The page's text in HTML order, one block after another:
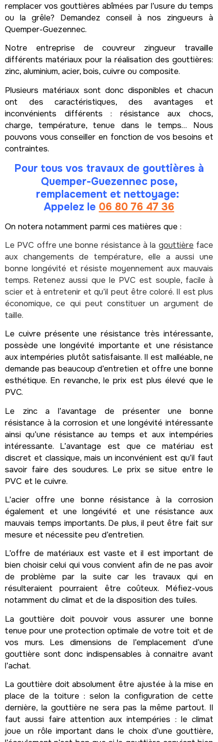
remplacer vos gouttières abîmées par l’usure du temps
ou la grêle? Demandez conseil à nos zingueurs à
Quemper-Guezennec.
Notre entreprise de couvreur zingueur travaille
différents matériaux pour la réalisation des gouttières:
zinc, aluminium, acier, bois, cuivre ou composite.
Plusieurs matériaux sont donc disponibles et chacun
ont des caractéristiques, des avantages et
inconvénients différents : résistance aux chocs,
charge, température, tenue dans le temps… Nous
pouvons vous conseiller en fonction de vos besoins et
contraintes.
Pour tous vos travaux de gouttières à
Quemper-Guezennec pose,
remplacement et nettoyage:
Appelez le 06 80 76 47 36
On notera notamment parmi ces matières que :
Le PVC offre une bonne résistance à la gouttière face
aux changements de température, elle a aussi une
bonne longévité et résiste moyennement aux mauvais
temps. Retenez aussi que le PVC est souple, facile à
scier et à entretenir et qu’il peut être coloré. Il est plus
économique, ce qui peut constituer un argument de
taille.
Le cuivre présente une résistance très intéressante,
possède une longévité importante et une résistance
aux intempéries plutôt satisfaisante. Il est malléable, ne
demande pas beaucoup d’entretien et offre une bonne
esthétique. En revanche, le prix est plus élevé que le
PVC.
Le zinc a l’avantage de présenter une bonne
résistance à la corrosion et une longévité intéressante
ainsi qu’une résistance au temps et aux intempéries
intéressante. L’avantage est que ce matériau est
discret et classique, mais un inconvénient est qu’il faut
savoir faire des soudures. Le prix se situe entre le
PVC et le cuivre.
L’acier offre une bonne résistance à la corrosion
également et une longévité et une résistance aux
mauvais temps importants. De plus, il peut être fait sur
mesure et nécessite peu d’entretien.
L’offre de matériaux est vaste et il est important de
bien choisir celui qui vous convient afin de ne pas avoir
de problème par la suite car les travaux qui en
résulteraient pourraient être coûteux. Méfiez-vous
notamment du climat et de la disposition des tuiles.
La gouttière doit pouvoir vous assurer une bonne
tenue pour une protection optimale de votre toit et de
vos murs. Les dimensions de l’emplacement d’une
gouttière sont donc indispensables à connaitre avant
l’achat.
La gouttière doit absolument être ajustée à la mise en
place de la toiture : selon la configuration de cette
dernière, la gouttière ne sera pas la même partout. Il
faut aussi faire attention aux intempéries : le climat
joue un rôle important dans le choix d’une gouttière,